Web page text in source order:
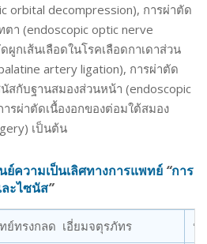
orbital decompression), การผ่าตัด
า (endoscopic optic nerve
กเส้นเลือดในโรคเลือดกาเดาส่วน
artery ligation), การผ่าตัด
สกับฐานสมองส่วนหน้า (endoscopic
ารผ่าตัดเนื้องอกของต่อมใต้สมอง
เป็นต้น
ย์ความเป็นเลิศทางการแพทย์ “การ
ะไซนัส”
ย์ทรงกลด เอี่ยมจตุรภัทร หั